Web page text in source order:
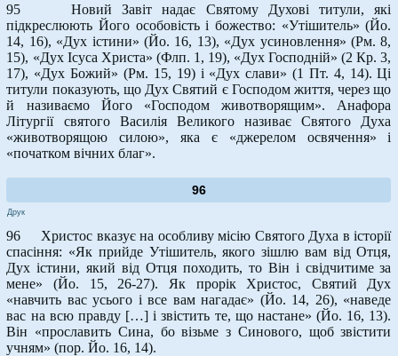
95 Новий Завіт надає Святому Духові титули, які
підкреслюють Його особовість і божество: «Утішитель» (Йо.
14, 16), «Дух істини» (Йо. 16, 13), «Дух усиновлення» (Рм. 8,
15), «Дух Ісуса Христа» (Флп. 1, 19), «Дух Господній» (2 Кр. 3,
17), «Дух Божий» (Рм. 15, 19) і «Дух слави» (1 Пт. 4, 14). Ці
титули показують, що Дух Святий є Господом життя, через що
й називаємо Його «Господом животворящим». Анафора
Літургії святого Василія Великого називає Святого Духа
«животворящою силою», яка є «джерелом освячення» і
«початком вічних благ».
96
Друк
96 Христос вказує на особливу місію Святого Духа в історії
спасіння: «Як прийде Утішитель, якого зішлю вам від Отця,
Дух істини, який від Отця походить, то Він і свідчитиме за
мене» (Йо. 15, 26-27). Як прорік Христос, Святий Дух
«навчить вас усього і все вам нагадає» (Йо. 14, 26), «наведе
вас на всю правду […] і звістить те, що настане» (Йо. 16, 13).
Він «прославить Сина, бо візьме з Синового, щоб звістити
учням» (пор. Йо. 16, 14).